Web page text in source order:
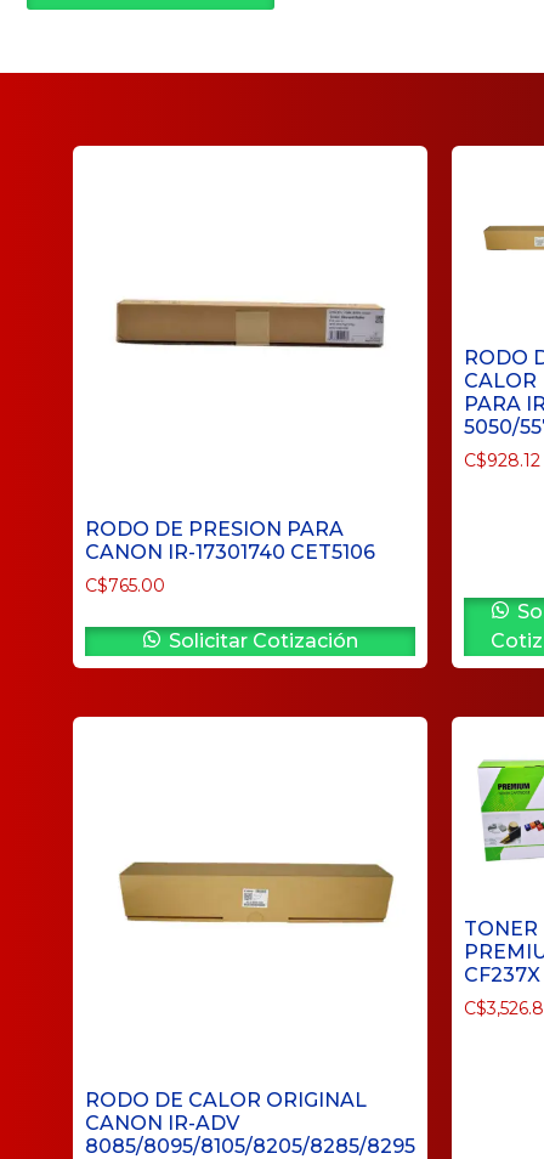
RODO DE PRESION PARA
CANON IR-17301740 CET5106
C$765.00
Solicitar Cotización
RODO
CALOR
PARA
5050/
C$928.12
RODO DE CALOR ORIGINAL
CANON IR-ADV
8085/8095/8105/8205/8285/8295
TONER
CF237X
C$